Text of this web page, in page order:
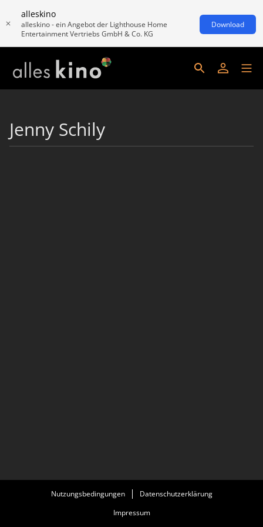
alleskino
alleskino - ein Angebot der Lighthouse Home
Entertainment Vertriebs GmbH & Co. KG
Download
Jenny Schily
Nutzungsbedingungen
Datenschutzerklärung
Impressum